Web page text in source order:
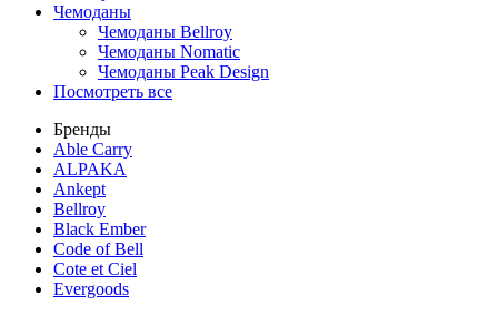
Чемоданы
Чемоданы Bellroy
Чемоданы Nomatic
Чемоданы Peak Design
Посмотреть все
Бренды
Able Carry
ALPAKA
Ankept
Bellroy
Black Ember
Code of Bell
Cote et Ciel
Evergoods